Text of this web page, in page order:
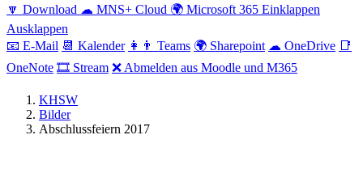
🔽 Download ☁ MNS+ Cloud 🌍 Microsoft 365 Einklappen
Ausklappen
📧 E-Mail 📆 Kalender 👩👨 Teams 🌍 Sharepoint ☁ OneDrive 📑
OneNote 🎞 Stream ❌ Abmelden aus Moodle und M365
KHSW
Bilder
Abschlussfeiern 2017